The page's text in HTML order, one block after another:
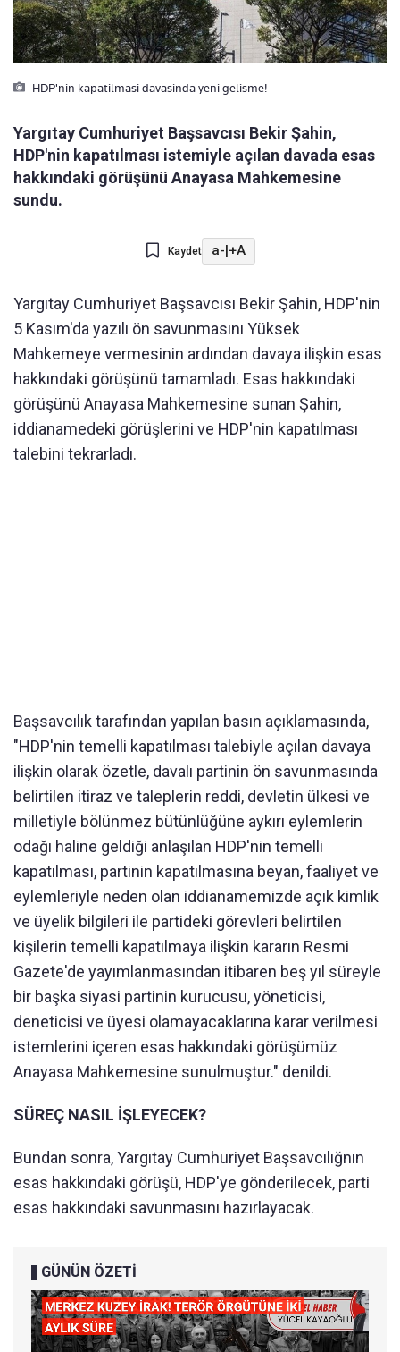
HDP'nin kapatilmasi davasinda yeni gelisme!
Yargıtay Cumhuriyet Başsavcısı Bekir Şahin,
HDP'nin kapatılması istemiyle açılan davada esas
hakkındaki görüşünü Anayasa Mahkemesine
sundu.
Kaydet a- +A
Yargıtay Cumhuriyet Başsavcısı Bekir Şahin, HDP'nin
5 Kasım'da yazılı ön savunmasını Yüksek
Mahkemeye vermesinin ardından davaya ilişkin esas
hakkındaki görüşünü tamamladı. Esas hakkındaki
görüşünü Anayasa Mahkemesine sunan Şahin,
iddianamedeki görüşlerini ve HDP'nin kapatılması
talebini tekrarladı.
Başsavcılık tarafından yapılan basın açıklamasında,
"HDP'nin temelli kapatılması talebiyle açılan davaya
ilişkin olarak özetle, davalı partinin ön savunmasında
belirtilen itiraz ve taleplerin reddi, devletin ülkesi ve
milletiyle bölünmez bütünlüğüne aykırı eylemlerin
odağı haline geldiği anlaşılan HDP'nin temelli
kapatılması, partinin kapatılmasına beyan, faaliyet ve
eylemleriyle neden olan iddianamemizde açık kimlik
ve üyelik bilgileri ile partideki görevleri belirtilen
kişilerin temelli kapatılmaya ilişkin kararın Resmi
Gazete'de yayımlanmasından itibaren beş yıl süreyle
bir başka siyasi partinin kurucusu, yöneticisi,
deneticisi ve üyesi olamayacaklarına karar verilmesi
istemlerini içeren esas hakkındaki görüşümüz
Anayasa Mahkemesine sunulmuştur." denildi.
SÜREÇ NASIL İŞLEYECEK?
Bundan sonra, Yargıtay Cumhuriyet Başsavcılığnın
esas hakkındaki görüşü, HDP'ye gönderilecek, parti
esas hakkındaki savunmasını hazırlayacak.
GÜNÜN ÖZETİ